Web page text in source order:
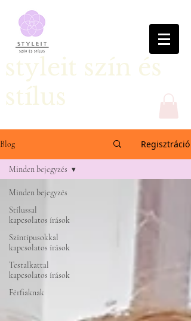
styleit szín és
stílus
Blog Regisztráció
Minden bejegyzés
Stílussal
kapcsolatos írások
Színtípusokkal
kapcsolatos írások
Testalkattal
kapcsolatos írások
Férfiaknak
Minden bejegyzés